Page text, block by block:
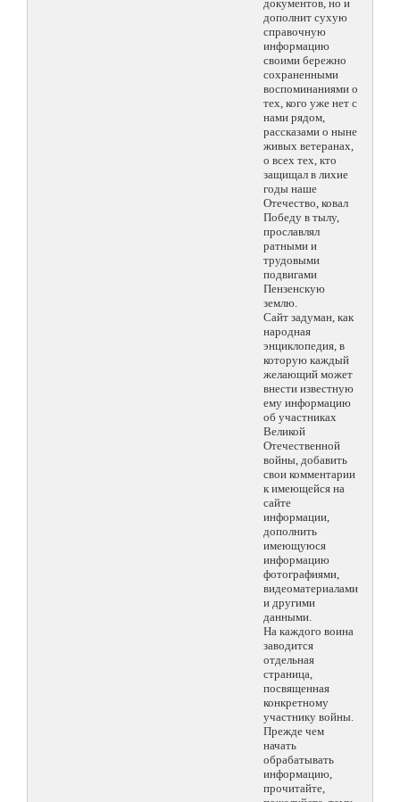
документов, но и
дополнит сухую
справочную
информацию
своими бережно
сохраненными
воспоминаниями о
тех, кого уже нет с
нами рядом,
рассказами о ныне
живых ветеранах,
о всех тех, кто
защищал в лихие
годы наше
Отечество, ковал
Победу в тылу,
прославлял
ратными и
трудовыми
подвигами
Пензенскую
землю.
Сайт задуман, как
народная
энциклопедия, в
которую каждый
желающий может
внести известную
ему информацию
об участниках
Великой
Отечественной
войны, добавить
свои комментарии
к имеющейся на
сайте
информации,
дополнить
имеющуюся
информацию
фотографиями,
видеоматериалами
и другими
данными.
На каждого воина
заводится
отдельная
страница,
посвященная
конкретному
участнику войны.
Прежде чем
начать
обрабатывать
информацию,
прочитайте,